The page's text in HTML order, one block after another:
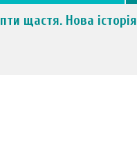
щастя. Нова історія